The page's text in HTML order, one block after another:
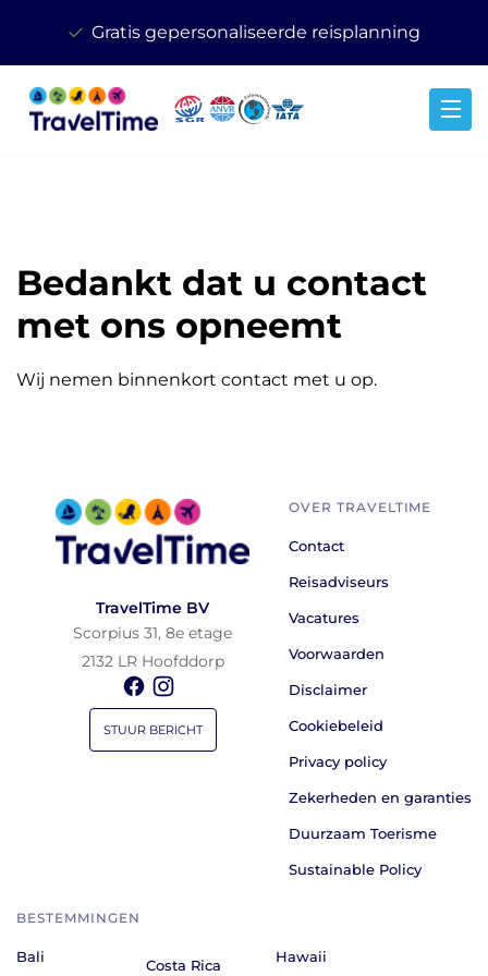
Gratis gepersonaliseerde reisplanning
Bedankt dat u contact
met ons opneemt
Wij nemen binnenkort contact met u op.
TravelTime BV
Scorpius 31, 8e etage
2132 LR Hoofddorp
STUUR BERICHT
OVER TRAVELTIME
Contact
Reisadviseurs
Vacatures
Voorwaarden
Disclaimer
Cookiebeleid
Privacy policy
Zekerheden en garanties
Duurzaam Toerisme
Sustainable Policy
BESTEMMINGEN
Bali Costa Rica Hawaii